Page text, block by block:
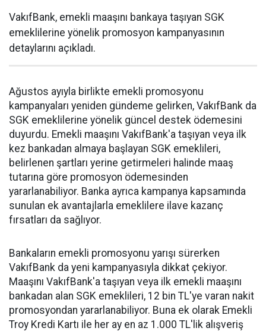
VakıfBank, emekli maaşını bankaya taşıyan SGK
emeklilerine yönelik promosyon kampanyasının
detaylarını açıkladı.
Ağustos ayıyla birlikte emekli promosyonu
kampanyaları yeniden gündeme gelirken, VakıfBank da
SGK emeklilerine yönelik güncel destek ödemesini
duyurdu. Emekli maaşını VakıfBank'a taşıyan veya ilk
kez bankadan almaya başlayan SGK emeklileri,
belirlenen şartları yerine getirmeleri halinde maaş
tutarına göre promosyon ödemesinden
yararlanabiliyor. Banka ayrıca kampanya kapsamında
sunulan ek avantajlarla emeklilere ilave kazanç
fırsatları da sağlıyor.
Bankaların emekli promosyonu yarışı sürerken
VakıfBank da yeni kampanyasıyla dikkat çekiyor.
Maaşını VakıfBank'a taşıyan veya ilk emekli maaşını
bankadan alan SGK emeklileri, 12 bin TL'ye varan nakit
promosyondan yararlanabiliyor. Buna ek olarak Emekli
Troy Kredi Kartı ile her ay en az 1.000 TL'lik alışveriş